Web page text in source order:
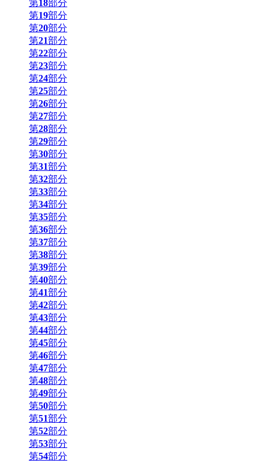
第18部分
第19部分
第20部分
第21部分
第22部分
第23部分
第24部分
第25部分
第26部分
第27部分
第28部分
第29部分
第30部分
第31部分
第32部分
第33部分
第34部分
第35部分
第36部分
第37部分
第38部分
第39部分
第40部分
第41部分
第42部分
第43部分
第44部分
第45部分
第46部分
第47部分
第48部分
第49部分
第50部分
第51部分
第52部分
第53部分
第54部分